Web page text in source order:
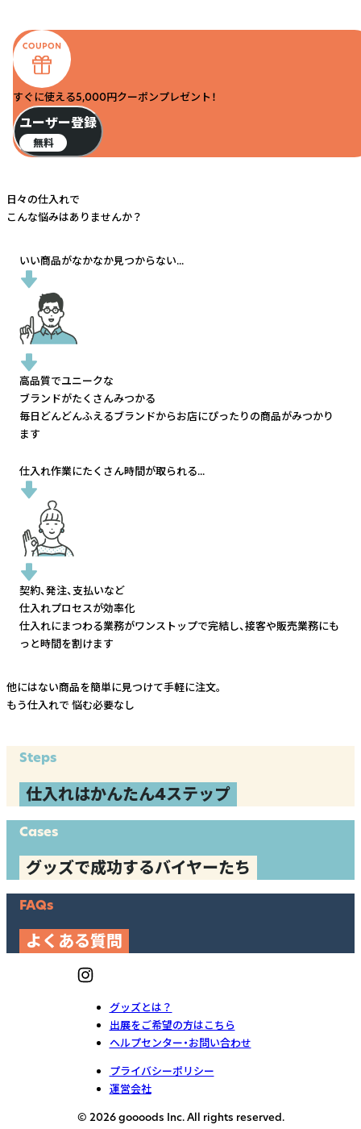
すぐに使える5,000円クーポンプレゼント！
ユーザー登録
無料
日々の仕入れで
こんな悩みはありませんか？
いい商品がなかなか見つからない...
高品質でユニークな
ブランドがたくさんみつかる
毎日どんどんふえるブランドからお店にぴったりの商品がみつかり
ます
仕入れ作業にたくさん時間が取られる...
契約、発注、支払いなど
仕入れプロセスが効率化
仕入れにまつわる業務がワンストップで完結し、接客や販売業務にも
っと時間を割けます
他にはない商品を簡単に見つけて手軽に注文。
もう仕入れで 悩む必要なし
Steps
仕入れはかんたん4ステップ
Cases
グッズで成功するバイヤーたち
FAQs
よくある質問
グッズとは？
出展をご希望の方はこちら
ヘルプセンター・お問い合わせ
プライバシーポリシー
運営会社
© 2026 goooods Inc. All rights reserved.